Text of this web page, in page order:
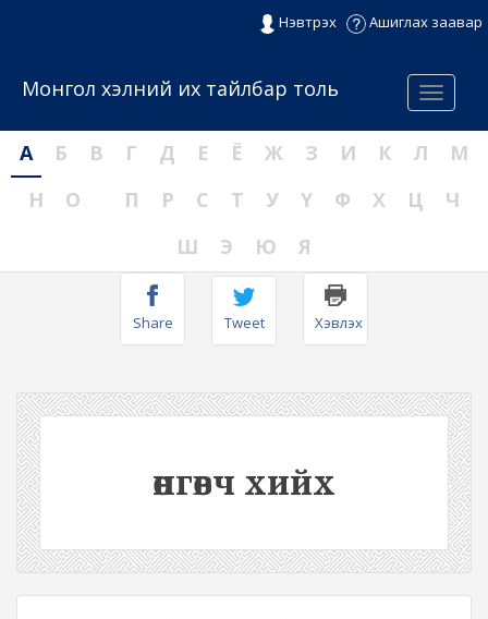
Нэвтрэх Ашиглах заавар
Menu
Монгол хэлний их тайлбар толь
А Б В Г Д Е Ё Ж З И К Л
М
Н
О П Р С Т У Ү Ф Х Ц
Ч
Ш
Э Ю Я
Share Tweet Хэвлэх
өнгөвч хийх